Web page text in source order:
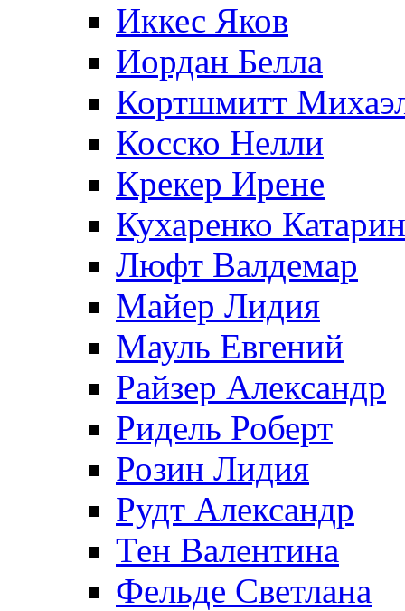
Иккес Яков
Иордан Белла
Кортшмитт
Косско Нелли
Крекер Ирене
Кухаренко
Люфт Валдемaр
Майер Лидия
Мауль Евгений
Райзер Александр
Ридель Роберт
Розин Лидия
Рудт Александр
Тен Валентина
Фельде Светлана